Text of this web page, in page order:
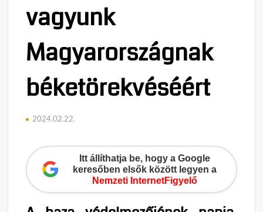
vagyunk
Magyarországnak
béketörekvéséért
2024.02.22.
Itt állíthatja be, hogy a Google
keresőben elsők között legyen a
Nemzeti InternetFigyelő